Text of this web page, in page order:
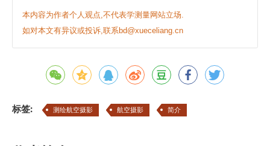
本内容为作者个人观点,不代表学测量网站立场.
如对本文有异议或投诉,联系bd@xueceliang.cn
标签: 测绘航空摄影 航空摄影 简介